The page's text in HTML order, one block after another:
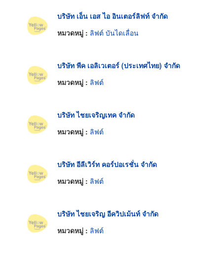
บริษัท เอ็น เอส ไอ อินเตอร์ลิฟท์ จำกัด
หมวดหมู่ : ลิฟต์ บันไดเลื่อน
บริษัท พีค เอลิเวเตอร์ (ประเทศไทย) จำกัด
หมวดหมู่ : ลิฟต์
บริษัท ไชยเจริญเทค จำกัด
หมวดหมู่ : ลิฟต์
บริษัท อีลีเวิร์ท คอร์ปอเรชั่น จำกัด
หมวดหมู่ : ลิฟต์
บริษัท ไชยเจริญ อีควิปเม้นท์ จำกัด
หมวดหมู่ : ลิฟต์